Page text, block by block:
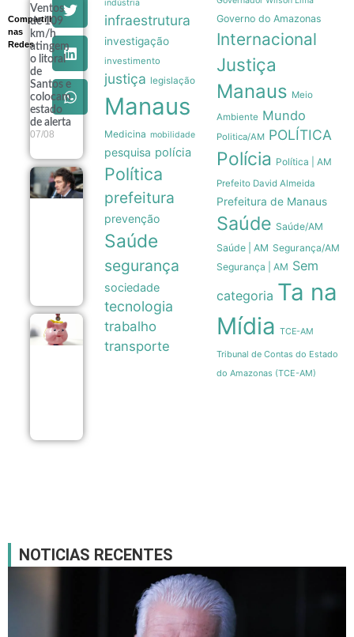
Compartilhe
nas
Redes
Ventos
de 109
km/h
atingem
o litoral
de
Santos e
colocam
estado
de alerta
07/08
Governo
Milei recua
e retira
venda de
terras
queimadas
no Senado
Poupança
registra
saída
indústria
infraestrutura
investigação
investimento
justiça legislação
Manaus
Medicina mobilidade
pesquisa polícia
Política
prefeitura
prevenção
Saúde
segurança
sociedade
tecnologia
trabalho
transporte
Governo do Amazonas
Internacional
Justiça
Manaus Meio
Ambiente Mundo
Politica/AM POLÍTICA
Polícia Política | AM
Prefeito David Almeida
Prefeitura de Manaus
Saúde Saúde/AM
Saúde | AM Segurança/AM
Segurança | AM Sem
categoria Ta na
Mídia TCE-AM
Tribunal de Contas do Estado
do Amazonas (TCE-AM)
NOTICIAS RECENTES